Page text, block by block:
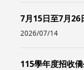
7月15日至7月26
2026/07/14
115學年度招收